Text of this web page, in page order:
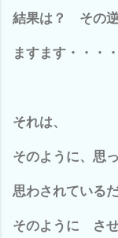
結果は？ その
ますます・・・
それは、
そのように、思
思わされている
そのように さ